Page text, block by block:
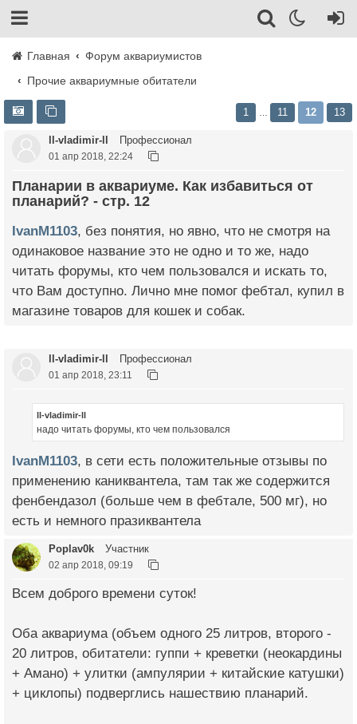
Главная
Форум аквариумистов
Прочие аквариумные обитатели
1 11 12 13
ll-vladimir-ll Профессионал
01 апр 2018, 22:24
Планарии в аквариуме. Как избавиться от
планарий? - стр. 12
IvanM1103, без понятия, но явно, что не смотря на
одинаковое название это не одно и то же, надо
читать форумы, кто чем пользовался и искать то,
что Вам доступно. Лично мне помог фебтал, купил в
магазине товаров для кошек и собак.
ll-vladimir-ll Профессионал
01 апр 2018, 23:11
ll-vladimir-ll
надо читать форумы, кто чем пользовался
IvanM1103, в сети есть положительные отзывы по
применению каниквантела, там так же содержится
фенбендазол (больше чем в фебтале, 500 мг), но
есть и немного празиквантела
Poplav0k Участник
02 апр 2018, 09:19
Всем доброго времени суток!
Оба аквариума (объем одного 25 литров, второго -
20 литров, обитатели: гуппи + креветки (неокардины
+ Амано) + улитки (ампулярии + китайские катушки)
+ циклопы) подверглись нашествию планарий.